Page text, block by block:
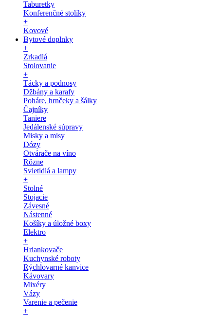
Taburetky
Konferenčné stolíky
+
Kovové
Bytové doplnky
+
Zrkadlá
Stolovanie
+
Tácky a podnosy
Džbány a karafy
Poháre, hrnčeky a šálky
Čajníky
Taniere
Jedálenské súpravy
Misky a misy
Dózy
Otvárače na víno
Rôzne
Svietidlá a lampy
+
Stolné
Stojacie
Závesné
Nástenné
Košíky a úložné boxy
Elektro
+
Hriankovače
Kuchynské roboty
Rýchlovarné kanvice
Kávovary
Mixéry
Vázy
Varenie a pečenie
+